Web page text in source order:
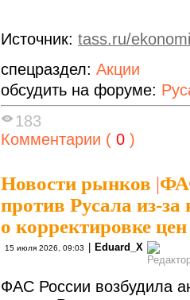
Источник: tass.ru/
спецраздел: Акции
обсудить на форуме:
183
Комментарии ( 0 )
Новости рынков |
против Русала из-
о корректировке
15 июля 2026, 09:03 | Eduard_X
ФАС России возбудила